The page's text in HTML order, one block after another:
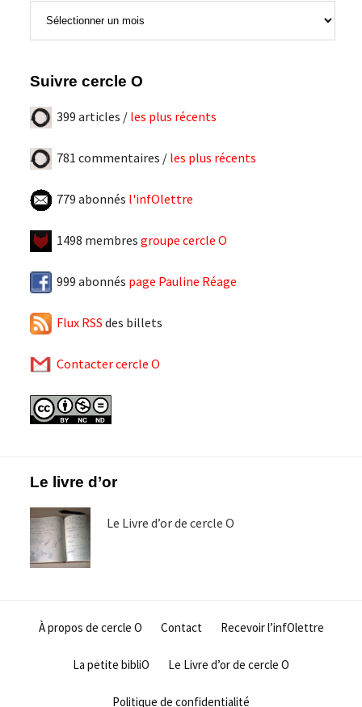
Suivre cercle O
399 articles / les plus récents
781 commentaires / les plus récents
779 abonnés l'infOlettre
1498 membres groupe cercle O
999 abonnés page Pauline Réage
Flux RSS des billets
Contacter cercle O
FooterLe livre d’or
Le Livre d’or de cercle O
À propos de cercle O Contact Recevoir l’infOlettre
La petite bibliO Le Livre d’or de cercle O
Politique de confidentialité